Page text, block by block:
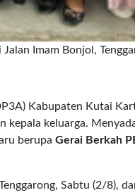
Imam Bonjol,
Kabupaten Kutai
kepala keluarga.
berupa Gerai Berkah
Sabtu (2/8),